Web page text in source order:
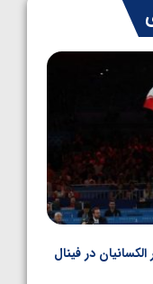
دوم
در فینال